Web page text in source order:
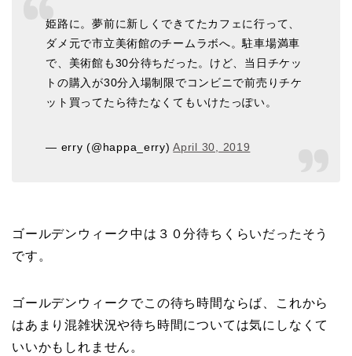
姫路に。夢前に新しくできてたカフェに行って、
ダメ元で市立美術館のチームラボへ。駐車場満車
で、美術館も30分待ちだった。けど、当日チケッ
トの購入が30分入場制限でコンビニで前売りチケ
ット買ってたら待たなくてもいけたっぽい。
— erry (@happa_erry)April 30, 2019
ゴールデンウィーク中は３０分待ちくらいだったそう
です。
ゴールデンウィークでこの待ち時間ならば、これから
はあまり混雑状況や待ち時間については気にしなくて
いいかもしれません。